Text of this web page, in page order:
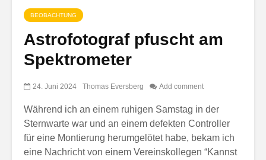
BEOBACHTUNG
Astrofotograf pfuscht am
Spektrometer
24. Juni 2024 Thomas Eversberg Add comment
Während ich an einem ruhigen Samstag in der
Sternwarte war und an einem defekten Controller
für eine Montierung herumgelötet habe, bekam ich
eine Nachricht von einem Vereinskollegen “Kannst